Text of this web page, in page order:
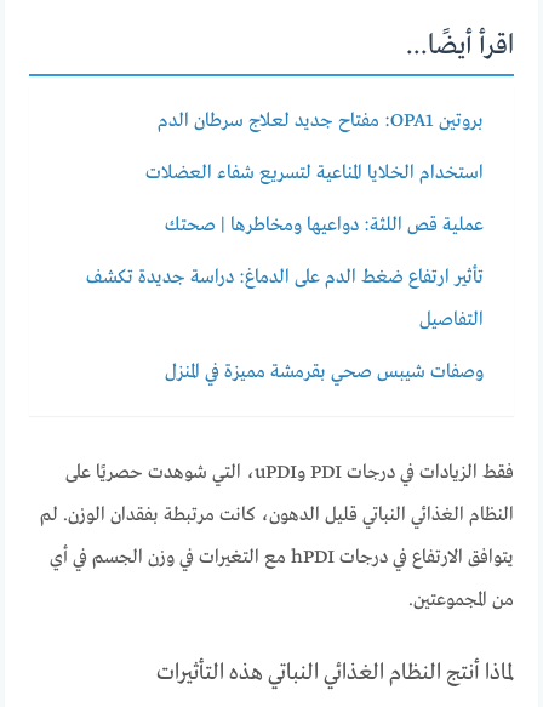
اقرأ أيضًا...
بروتين OPA1: مفتاح جديد لعلاج سرطان الدم
استخدام الخلايا المناعية لتسريع شفاء العضلات
عملية قص اللثة: دواعيها ومخاطرها | صحتك
تأثير ارتفاع ضغط الدم على الدماغ: دراسة جديدة تكشف
التفاصيل
وصفات شيبس صحي بقرمشة مميزة في المنزل
فقط الزيادات في درجات PDI وuPDI، التي شوهدت حصريًا على
النظام الغذائي النباتي قليل الدهون، كانت مرتبطة بفقدان الوزن. لم
يتوافق الارتفاع في درجات hPDI مع التغيرات في وزن الجسم في أي
من المجموعتين.
لماذا أنتج النظام الغذائي النباتي هذه التأثيرات